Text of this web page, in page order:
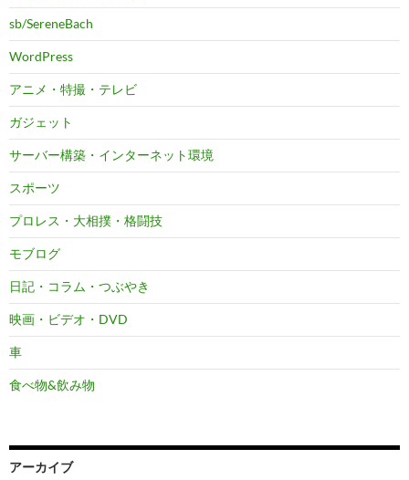
sb/SereneBach
WordPress
アニメ・特撮・テレビ
ガジェット
サーバー構築・インターネット環境
スポーツ
プロレス・大相撲・格闘技
モブログ
日記・コラム・つぶやき
映画・ビデオ・DVD
車
食べ物&飲み物
アーカイブ